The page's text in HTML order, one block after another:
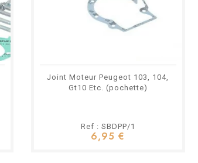
Joint Moteur Peugeot 103, 104,
Gt10 Etc. (pochette)
Ref : SBDPP/1
6,95 €